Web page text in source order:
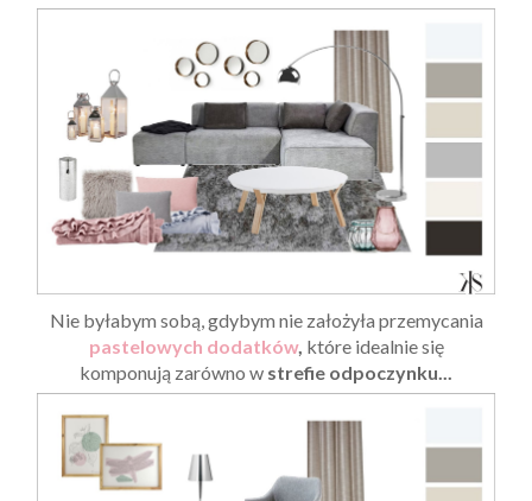
Nie byłabym sobą, gdybym nie założyła przemycania
pastelowych dodatków, które idealnie się
komponują zarówno w strefie odpoczynku...